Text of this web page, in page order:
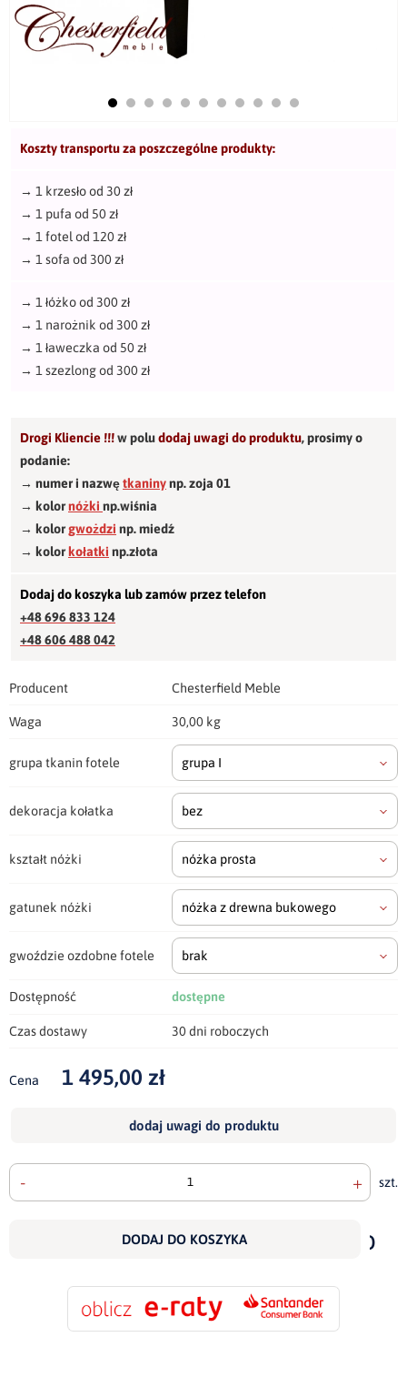
Koszty transportu za poszczególne produkty:
→ 1 krzesło od 30 zł
→ 1 pufa od 50 zł
→ 1 fotel od 120 zł
→ 1 sofa od 300 zł
→ 1 łóżko od 300 zł
→ 1 narożnik od 300 zł
→ 1 ławeczka od 50 zł
→ 1 szezlong od 300 zł
Drogi Kliencie !!!w poludodaj uwagi do produktu,prosimy o
podanie:
→ numer i nazwętkaninynp. zoja 01
→ kolornóżki np.wiśnia
→ kolorgwożdzi np. miedź
→ kolorkołatki np.złota
Dodaj do koszyka lub zamów przez telefon
+48 696 833 124
+48 606 488 042
Producent Chesterfield Meble
Waga 30,00 kg
grupa tkanin fotele grupa I
dekoracja kołatka bez
kształt nóżki nóżka prosta
gatunek nóżki nóżka z drewna bukowego
gwoździe ozdobne fotele brak
Dostępność dostępne
Czas dostawy 30 dni roboczych
Cena 1 495,00 zł
dodaj uwagi do produktu
- + szt.
DODAJ DO KOSZYKA
do